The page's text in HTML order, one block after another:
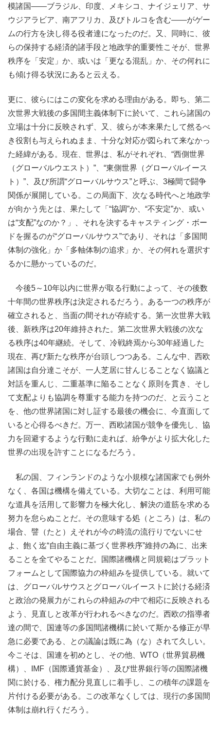
模諸国――ブラジル、印度、メキシコ、ナイジェリア、サ
ウジアラビア、南アフリカ、及びトルコを含む――がゲー
ムの行方を決し得る役者達になったのだ。又、同時に、彼
らの保持する経済的諸手段と地政学的重要性こそが、世界
秩序を「安定」か、或いは「更なる混乱」か、その何れに
も傾け得る状況にあると云える。
更に、彼らにはこの変化を求める理由がある。即ち、第二
次世界大戦後の多国間主義体制下に於いて、これら諸国の
立場は十分に反映されず、又、彼らが本来果たして然るべ
き役割も与えられぬまま、十分な対応が図られて来なかっ
た経緯がある。現在、世界は、私がそれぞれ、“西側世界
（グローバルウエスト）”、“東側世界（グローバルイース
ト）”、及び所謂“グローバルサウス”と呼ぶ、3極間で闘争
関係が展開している。この局面下、次なる時代へと地政学
が向かう先とは、果たして「“協調”か、“不安定”か、或い
は“支配”なのか？」、それを決するキャスティング・ボー
ドを握るのが“グローバルサウス”であり、それは「多国間
体制の強化」か「多軸体制の追求」か、その何れを選択す
るかに懸かっているのだ。
今後5～10年以内に世界が取る行動によって、その後数
十年間の世界秩序は決定されるだろう。ある一つの秩序が
確立されると、当面の間それが存続する。第一次世界大戦
後、新秩序は20年維持された。第二次世界大戦後の次な
る秩序は40年継続。そして、冷戦終焉から30年経過した
現在、再び新たな秩序が台頭しつつある。こんな中、西欧
諸国は自分達こそが、一人芝居に甘んじることなく協議と
対話を重んじ、二重基準に陥ることなく原則を貫き、そし
て支配よりも協調を尊重する能力を持つのだ、と云うこと
を、他の世界諸国に対し証する最後の機会に、今直面して
いると心得るべきだ。万一、西欧諸国が競争を優先し、協
力を回避するような行動に走れば、紛争がより拡大化した
世界の出現を許すことになるだろう。
私の国、フィンランドのような小規模な諸国家でも例外
なく、各国は機構を備えている。大切なことは、利用可能
な道具を活用して影響力を極大化し、解決の道筋を求める
努力を怠らぬことだ。その意味する処（ところ）は、私の
場合、譬（たと）えそれが今の時流の流行りでないにせ
よ、飽く迄“自由主義に基づく世界秩序”維持の為に、出来
ることを全てやることだ。国際諸機構と同規範はプラット
フォームとして国際協力の枠組みを提供している。就いて
は、グローバルサウスとグローバルイーストに於ける経済
と政治の発展力がこれらの枠組みの中で相応に反映される
よう、見直しと改革が行われるべきなのだ。西欧の指導者
達の間で、国連等の多国間諸機構に於いて斯かる修正が早
急に必要である、との議論は既に為（な）されて久しい。
今こそは、国連を初めとし、その他、WTO（世界貿易機
構）、IMF（国際通貨基金）、及び世界銀行等の国際諸機
関に於ける、権力配分見直しに着手し、この積年の課題を
片付ける必要がある。この改革なくしては、現行の多国間
体制は崩れ行くだろう。